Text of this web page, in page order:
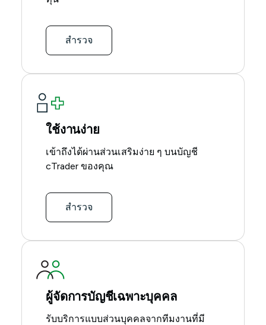
สำรวจ
ใช้งานง่าย
เข้าถึงได้ผ่านส่วนเสริมง่าย ๆ บนบัญชี
cTrader ของคุณ
สำรวจ
ผู้จัดการบัญชีเฉพาะบุคคล
รับบริการแบบส่วนบุคคลจากทีมงานที่มี